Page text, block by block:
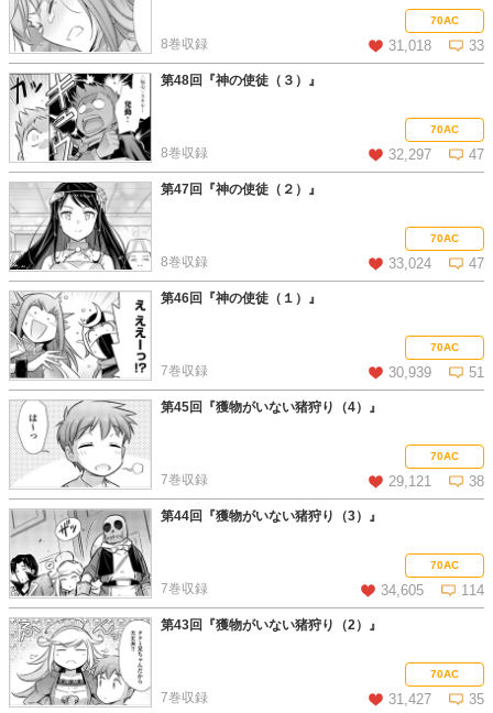
この話を読む コメントを見る70AC
31,018 33
8巻収録
この話を読む コメントを見る
第48回『神の使徒（３）』
70AC
32,297 47
8巻収録
この話を読む コメントを見る
第47回『神の使徒（２）』
70AC
33,024 47
8巻収録
この話を読む コメントを見る
第46回『神の使徒（１）』
70AC
30,939 51
7巻収録
この話を読む コメントを見る
第45回『獲物がいない猪狩り（4）』
70AC
29,121 38
7巻収録
この話を読む コメントを見る
第44回『獲物がいない猪狩り（3）』
70AC
34,605 114
7巻収録
この話を読む コメントを見る
第43回『獲物がいない猪狩り（2）』
70AC
31,427 35
7巻収録